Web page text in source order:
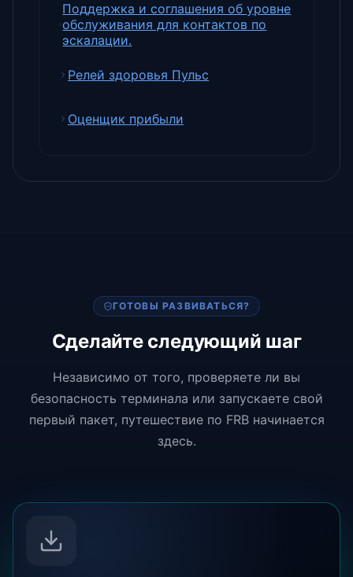
Поддержка и соглашения об уровне
обслуживания для контактов по
эскалации.
Релей здоровья Пульс
Оценщик прибыли
ГОТОВЫ РАЗВИВАТЬСЯ?
Сделайте следующий шаг
Независимо от того, проверяете ли вы
безопасность терминала или запускаете свой
первый пакет, путешествие по FRB начинается
здесь.